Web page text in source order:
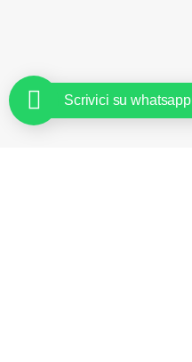
Scrivici su whatsapp